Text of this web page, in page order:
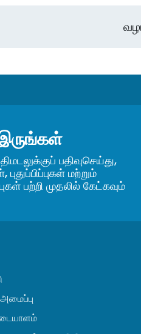
இருங்கள்
பதிவுசெய்து,
மற்றும்
பற்றி முதலில் கேட்கவும்